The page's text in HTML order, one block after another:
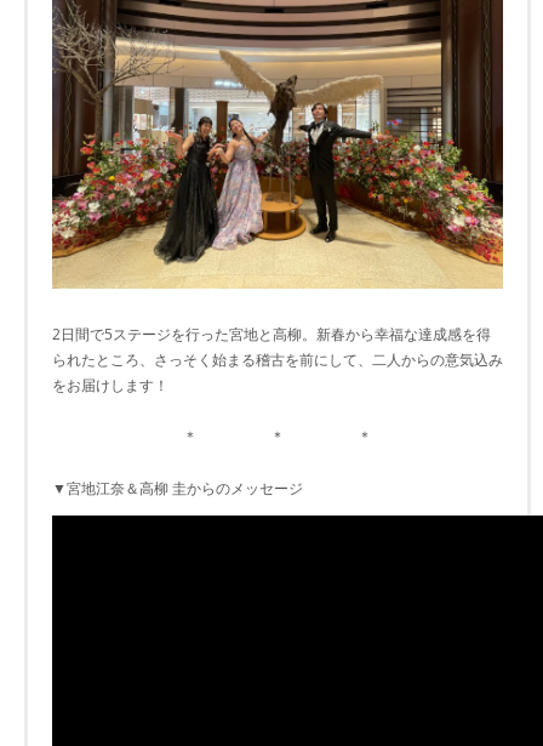
2日間で5ステージを行った宮地と高柳。新春から幸福な達成感を得
られたところ、さっそく始まる稽古を前にして、二人からの意気込み
をお届けします！
＊ ＊ ＊
▼宮地江奈＆高柳 圭からのメッセージ